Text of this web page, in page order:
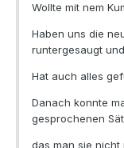
Wollte mit nem
Haben uns die
runtergesaugt
Hat auch alles
Danach konnte
gesprochenen
das man sie nicht